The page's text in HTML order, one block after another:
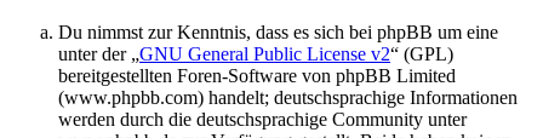
Du nimmst zur Kenntnis, dass es sich bei phpBB um eine
unter der „GNU General Public License v2“ (GPL)
bereitgestellten Foren-Software von phpBB Limited
(www.phpbb.com) handelt; deutschsprachige Informationen
werden durch die deutschsprachige Community unter